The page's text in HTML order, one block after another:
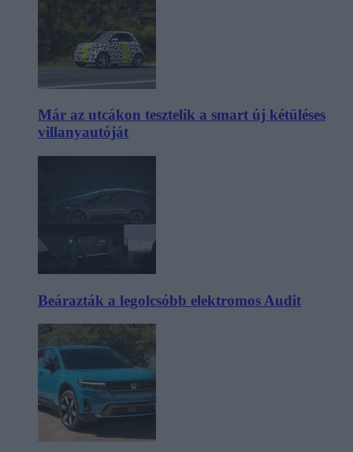
Már az utcákon tesztelik a smart új kétüléses
villanyautóját
Beárazták a legolcsóbb elektromos Audit